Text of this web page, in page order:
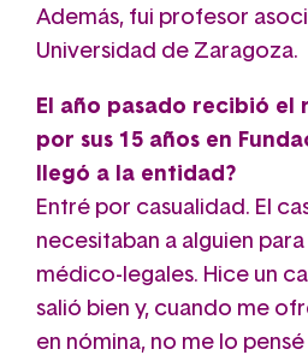
Además, fui profesor
Universidad de Zaragoza.
El año pasado recibió el
por sus 15 años en
llegó a la entidad?
Entré por casualidad. El
necesitaban a alguien
médico-legales. Hice un
salió bien y, cuando me
en nómina, no me lo pensé